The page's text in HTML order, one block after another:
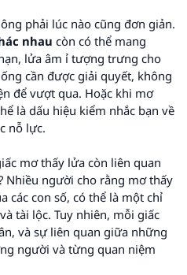
phải lúc nào cũng đơn giản.
nhau còn có thể mang
lửa âm ỉ tượng trưng cho
cần được giải quyết, không
để vượt qua. Hoặc khi mơ
là dấu hiệu kiểm nhắc bạn về
nỗ lực.
mơ thấy lửa còn liên quan
Nhiều người cho rằng mơ thấy
các con số, có thể là một chỉ
tài lộc. Tuy nhiên, mỗi giấc
và sự liên quan giữa những
người và từng quan niệm